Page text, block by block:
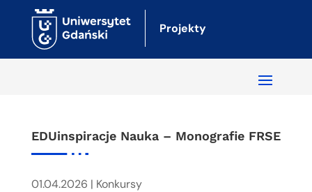
Projekty
EDUinspiracje Nauka – Monografie FRSE
01.04.2026 | Konkursy